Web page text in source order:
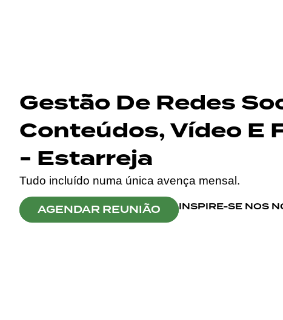
Gestão De Redes
Conteúdos, Vídeo E
- Estarreja
Tudo incluído numa única avença mensal.
AGENDAR REUNIÃO INSPIRE-SE NOS